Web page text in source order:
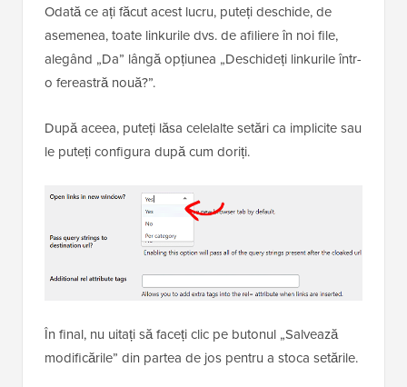
Odată ce ați făcut acest lucru, puteți deschide, de
asemenea, toate linkurile dvs. de afiliere în noi file,
alegând „Da” lângă opțiunea „Deschideți linkurile într-
o fereastră nouă?”.
După aceea, puteți lăsa celelalte setări ca implicite sau
le puteți configura după cum doriți.
În final, nu uitați să faceți clic pe butonul „Salvează
modificările” din partea de jos pentru a stoca setările.